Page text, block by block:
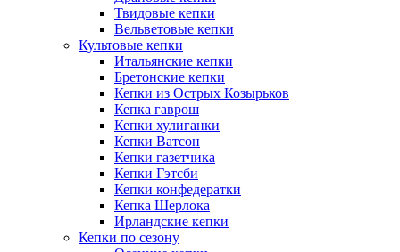
Твидовые кепки
Вельветовые кепки
Культовые кепки
Итальянские кепки
Бретонские кепки
Кепки из Острых Козырьков
Кепка гаврош
Кепки хулиганки
Кепки Ватсон
Кепки газетчика
Кепки Гэтсби
Кепки конфедератки
Кепка Шерлока
Ирландские кепки
Кепки по сезону